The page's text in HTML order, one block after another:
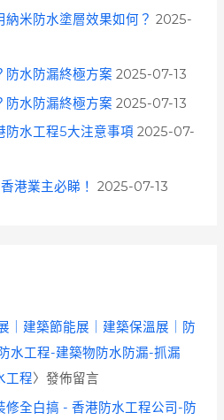
米防水塗層效果如何？ 2025-
防水防漏終極方案 2025-07-13
防水防漏終極方案 2025-07-13
防水工程5大注意事項 2025-07-
港業主必睇！
2025-07-13
｜建築節能展｜建築保溫展｜防
水工程-建築物防水防漏-抓漏
工程〉發佈留言
修全白搞 - 香港防水工程公司-防